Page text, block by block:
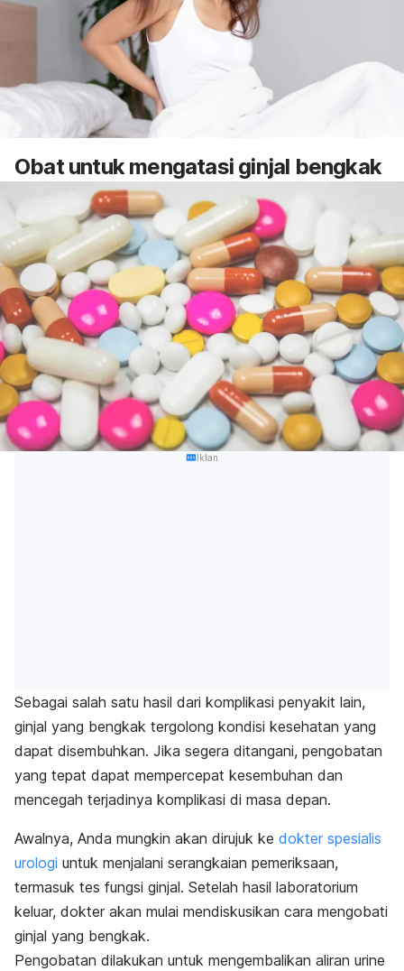
Obat untuk mengatasi ginjal bengkak
Iklan
Sebagai salah satu hasil dari komplikasi penyakit lain,
ginjal yang bengkak tergolong kondisi kesehatan yang
dapat disembuhkan. Jika segera ditangani, pengobatan
yang tepat dapat mempercepat kesembuhan dan
mencegah terjadinya komplikasi di masa depan.
Awalnya, Anda mungkin akan dirujuk ke dokter spesialis
urologi untuk menjalani serangkaian pemeriksaan,
termasuk tes fungsi ginjal. Setelah hasil laboratorium
keluar, dokter akan mulai mendiskusikan cara mengobati
ginjal yang bengkak.
Pengobatan dilakukan untuk mengembalikan aliran urine